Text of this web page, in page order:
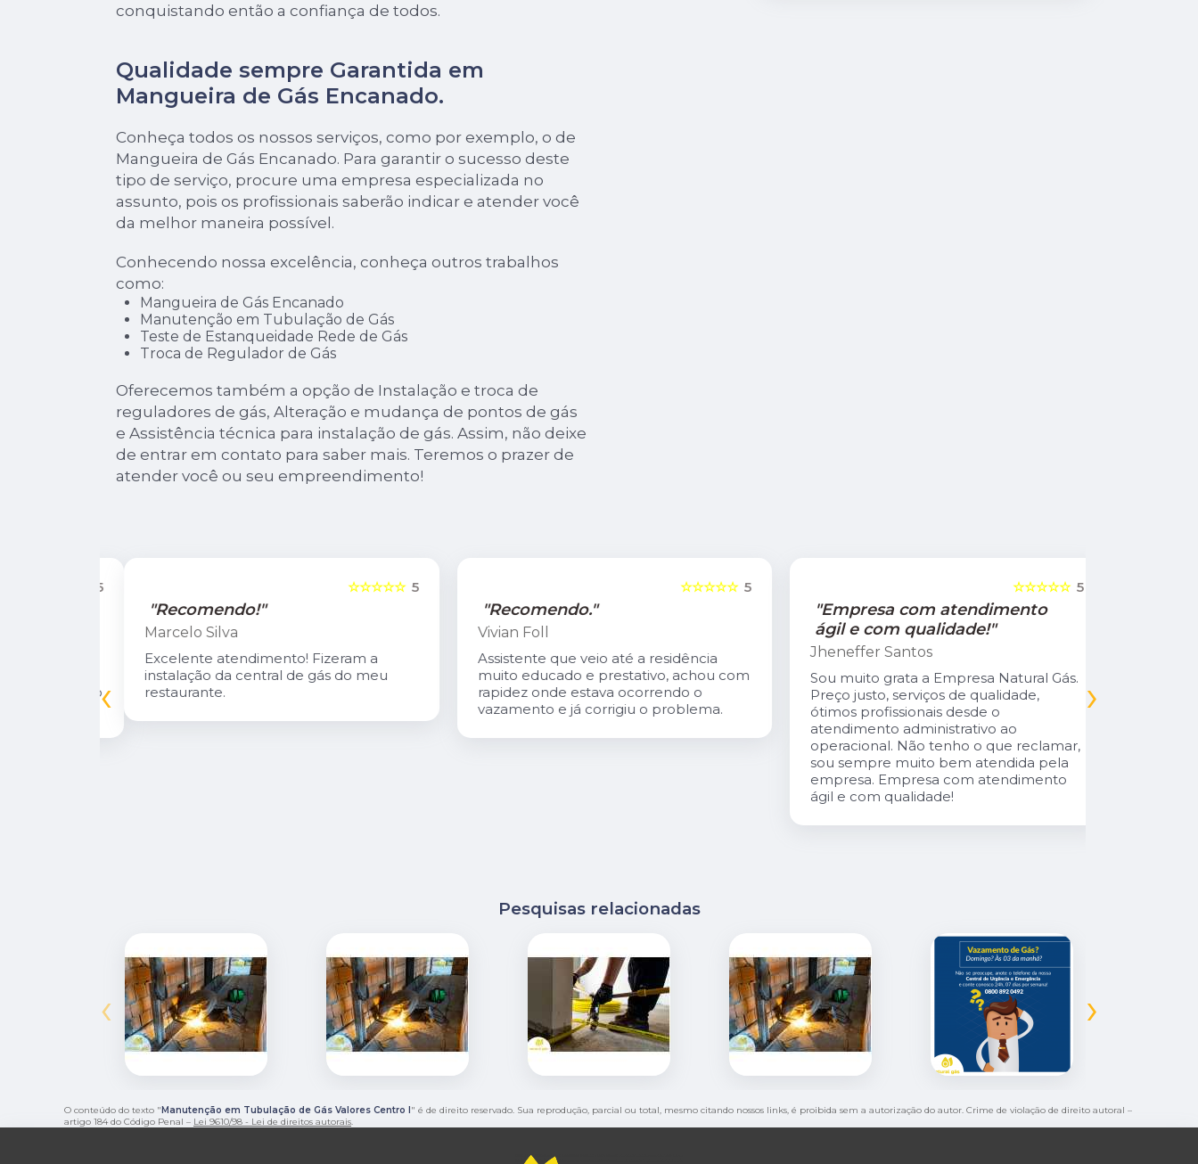
conquistando então a confiança de todos.
Qualidade sempre Garantida em
Mangueira de Gás Encanado.
Conheça todos os nossos serviços, como por exemplo, o de
Mangueira de Gás Encanado. Para garantir o sucesso deste
tipo de serviço, procure uma empresa especializada no
assunto, pois os profissionais saberão indicar e atender você
da melhor maneira possível.
Conhecendo nossa excelência, conheça outros trabalhos
como:
Mangueira de Gás Encanado
Manutenção em Tubulação de Gás
Teste de Estanqueidade Rede de Gás
Troca de Regulador de Gás
Oferecemos também a opção de Instalação e troca de
reguladores de gás, Alteração e mudança de pontos de gás
e Assistência técnica para instalação de gás. Assim, não deixe
de entrar em contato para saber mais. Teremos o prazer de
atender você ou seu empreendimento!
5
☆☆☆☆☆
"Recomendo!"
Marcelo Silva
Excelente atendimento! Fizeram a
instalação da central de gás do meu
restaurante.
5
☆☆☆☆☆
"Recomendo."
Vivian Foll
Assistente que veio até a residência
muito educado e prestativo, achou com
rapidez onde estava ocorrendo o
vazamento e já corrigiu o problema.
5
☆☆☆☆☆
"Empresa com atendimento
ágil e com qualidade!"
Jheneffer Santos
Sou muito grata a Empresa Natural Gás.
Preço justo, serviços de qualidade,
ótimos profissionais desde o
atendimento administrativo ao
operacional. Não tenho o que reclamar,
sou sempre muito bem atendida pela
empresa. Empresa com atendimento
ágil e com qualidade!
‹ ›
Pesquisas relacionadas
‹ ›
O conteúdo do texto "Manutenção em Tubulação de Gás Valores Centro I" é de direito reservado. Sua reprodução, parcial ou total, mesmo citando nossos links, é proibida sem a autorização do autor. Crime de violação de direito autoral –
artigo 184 do Código Penal – Lei 9610/98 - Lei de direitos autorais.